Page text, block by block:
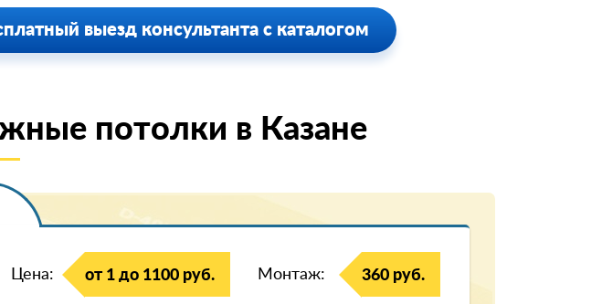
выезд консультанта с каталогом
потолки в Казанe
Цена: от 1 до 1100 руб. Монтаж: 360 руб.